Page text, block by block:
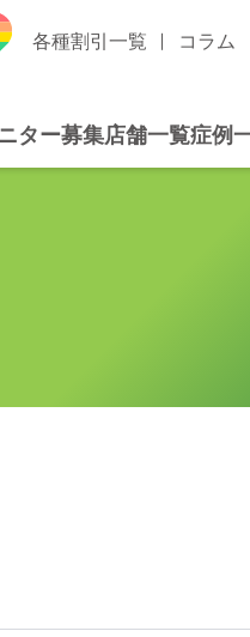
各種割引一覧 コラム
ター募集店舗一覧症例